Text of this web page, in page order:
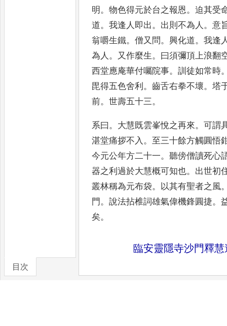
目次
明 。物色得元於台之報恩 。迫其受
道。我逢人 即出 。 出則不為人 。意
翁嚼生鐵。僧又問 。興化道。我逢
為人 。 又作麼生 。 曰須彌頂上浪翻
西堂應庵華付囑院事。訓徒如常時
毘得五色舍利 。齒舌右拳不壞。塔
前。世壽五十三。
系曰 。 大慧既雲峯悅之再來。可謂
湛堂痛拶不入 。至三十餘方觸圓悟
今元公年方二十一。聽傍僧讀死心
器之利過於大慧概可知也。 出世初
叢林稱為元布袋。 以其有聖者之風
門 。說法拈椎詞雄氣偉機鋒圓捷。
矣。
臨安靈隱寺沙門釋慧